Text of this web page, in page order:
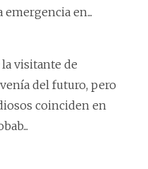
en...
la visitante de
del futuro, pero
coinciden en